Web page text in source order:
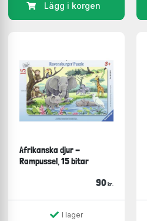
Lägg i korgen
Afrikanska djur -
Rampussel, 15 bitar
90 kr.
I lager